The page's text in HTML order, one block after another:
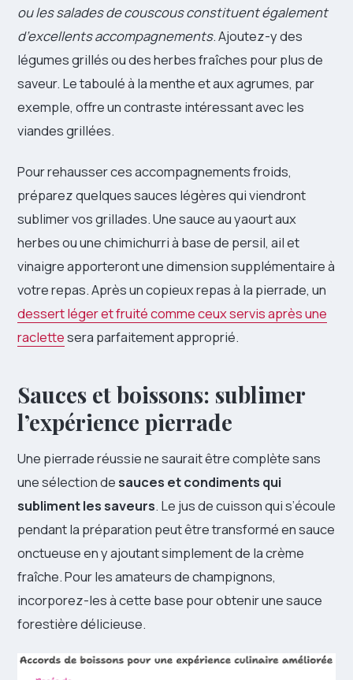
ou les salades de couscous constituent également
d’excellents accompagnements. Ajoutez-y des
légumes grillés ou des herbes fraîches pour plus de
saveur. Le taboulé à la menthe et aux agrumes, par
exemple, offre un contraste intéressant avec les
viandes grillées.
Pour rehausser ces accompagnements froids,
préparez quelques sauces légères qui viendront
sublimer vos grillades. Une sauce au yaourt aux
herbes ou une chimichurri à base de persil, ail et
vinaigre apporteront une dimension supplémentaire à
votre repas. Après un copieux repas à la pierrade, un
dessert léger et fruité comme ceux servis après une
raclettesera parfaitement approprié.
Sauces et boissons: sublimer
l’expérience pierrade
Une pierrade réussie ne saurait être complète sans
une sélection desauces et condiments qui
subliment les saveurs. Le jus de cuisson qui s’écoule
pendant la préparation peut être transformé en sauce
onctueuse en y ajoutant simplement de la crème
fraîche. Pour les amateurs de champignons,
incorporez-les à cette base pour obtenir une sauce
forestière délicieuse.